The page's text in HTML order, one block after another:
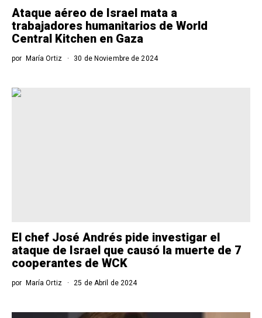
Ataque aéreo de Israel mata a
trabajadores humanitarios de World
Central Kitchen en Gaza
por María Ortiz 30 de Noviembre de 2024
El chef José Andrés pide investigar el
ataque de Israel que causó la muerte de 7
cooperantes de WCK
por María Ortiz 25 de Abril de 2024